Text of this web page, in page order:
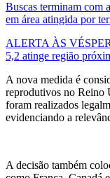
Buscas terminam com
em área atingida por
ALERTA ÀS
5,2 atinge região
A nova medida é
reprodutivos no Reino
foram realizados
evidenciando a
A decisão também